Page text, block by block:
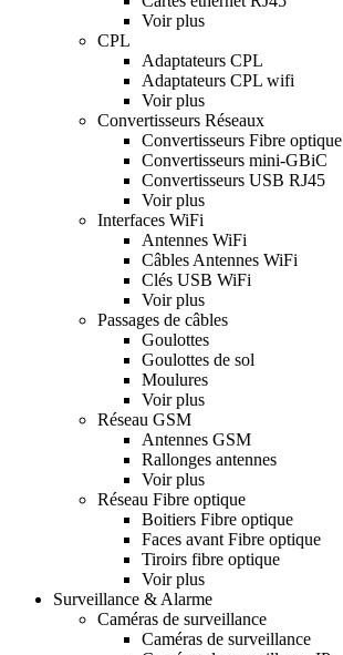
Voir plus
CPL
Adaptateurs CPL
Adaptateurs CPL wifi
Voir plus
Convertisseurs Réseaux
Convertisseurs Fibre optique
Convertisseurs mini-GBiC
Convertisseurs USB RJ45
Voir plus
Interfaces WiFi
Antennes WiFi
Câbles Antennes WiFi
Clés USB WiFi
Voir plus
Passages de câbles
Goulottes
Goulottes de sol
Moulures
Voir plus
Réseau GSM
Antennes GSM
Rallonges antennes
Voir plus
Réseau Fibre optique
Boitiers Fibre optique
Faces avant Fibre optique
Tiroirs fibre optique
Voir plus
Surveillance & Alarme
Caméras de surveillance
Caméras de surveillance